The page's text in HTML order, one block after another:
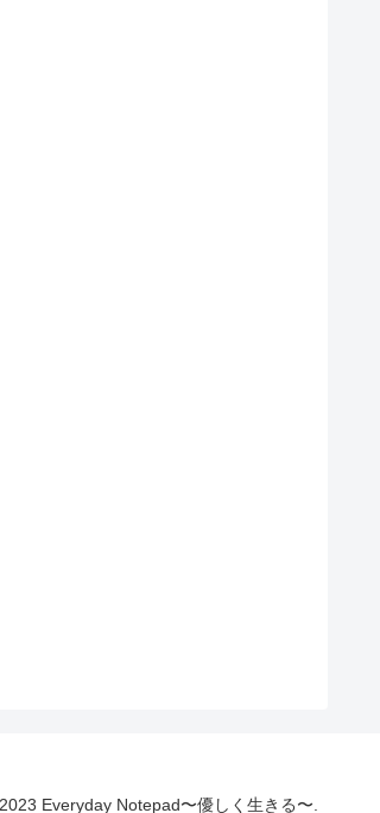
Everyday Notepad〜優しく生きる〜.